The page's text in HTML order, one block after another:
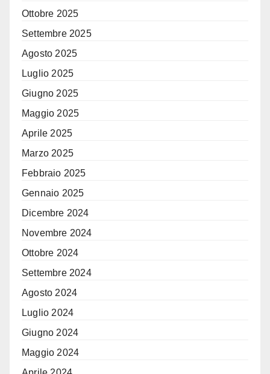
Ottobre 2025
Settembre 2025
Agosto 2025
Luglio 2025
Giugno 2025
Maggio 2025
Aprile 2025
Marzo 2025
Febbraio 2025
Gennaio 2025
Dicembre 2024
Novembre 2024
Ottobre 2024
Settembre 2024
Agosto 2024
Luglio 2024
Giugno 2024
Maggio 2024